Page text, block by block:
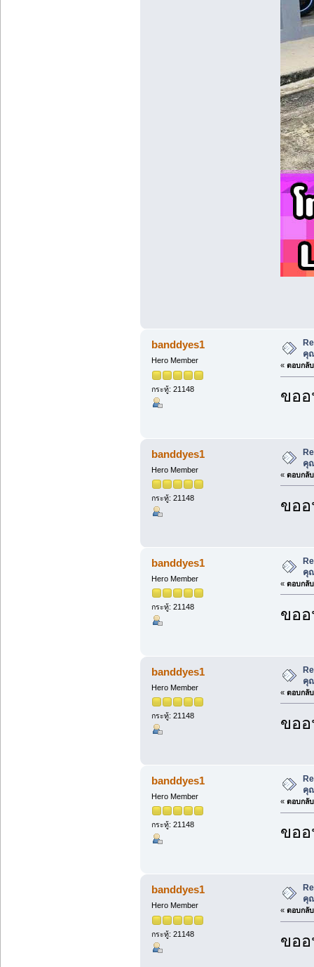
banddyes1
Hero Member
กระทู้: 21148
คุ
« ตอบกลั
ขอ
banddyes1
Hero Member
กระทู้: 21148
คุ
« ตอบกลั
ขอ
banddyes1
Hero Member
กระทู้: 21148
คุ
« ตอบกลั
ขอ
banddyes1
Hero Member
กระทู้: 21148
คุ
« ตอบกลั
ขอ
banddyes1
Hero Member
กระทู้: 21148
คุ
« ตอบกลั
ขอ
banddyes1
Hero Member
กระทู้: 21148
คุ
« ตอบกลั
ขอ